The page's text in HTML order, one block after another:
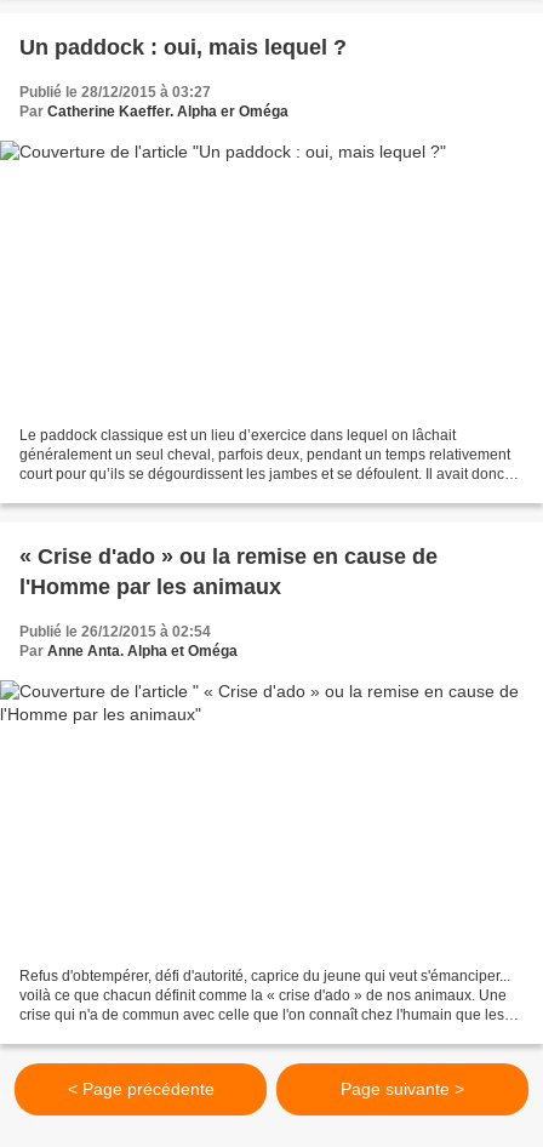
Un paddock : oui, mais lequel ?
Publié le 28/12/2015 à 03:27
Par Catherine Kaeffer. Alpha er Oméga
Le paddock classique est un lieu d’exercice dans lequel on lâchait
généralement un seul cheval, parfois deux, pendant un temps relativement
court pour qu’ils se dégourdissent les jambes et se défoulent. Il avait donc
« Crise d'ado » ou la remise en cause de
l'Homme par les animaux
Publié le 26/12/2015 à 02:54
Par Anne Anta. Alpha et Oméga
Refus d'obtempérer, défi d'autorité, caprice du jeune qui veut s'émanciper...
voilà ce que chacun définit comme la « crise d'ado » de nos animaux. Une
crise qui n'a de commun avec celle que l'on connaît chez l'humain que les
< Page précédente Page suivante >